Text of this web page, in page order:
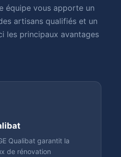
équipe vous apporte un
artisans qualifiés et un
les principaux avantages
Qualibat garantit la
de rénovation